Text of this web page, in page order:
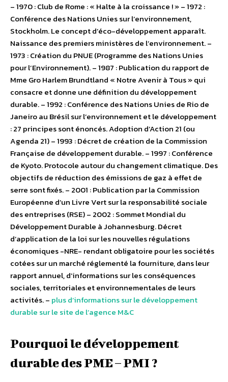
– 1970 : Club de Rome : « Halte à la croissance ! » – 1972 :
Conférence des Nations Unies sur l’environnement,
Stockholm. Le concept d’éco-développement apparaît.
Naissance des premiers ministères de l’environnement. –
1973 : Création du PNUE (Programme des Nations Unies
pour l’Environnement). – 1987 : Publication du rapport de
Mme Gro Harlem Brundtland « Notre Avenir à Tous » qui
consacre et donne une définition du développement
durable. – 1992 : Conférence des Nations Unies de Rio de
Janeiro au Brésil sur l’environnement et le développement
: 27 principes sont énoncés. Adoption d’Action 21 (ou
Agenda 21) – 1993 : Décret de création de la Commission
Française de développement durable. – 1997 : Conférence
de Kyoto. Protocole autour du changement climatique. Des
objectifs de réduction des émissions de gaz à effet de
serre sont fixés. – 2001 : Publication par la Commission
Européenne d’un Livre Vert sur la responsabilité sociale
des entreprises (RSE) – 2002 : Sommet Mondial du
Développement Durable à Johannesburg. Décret
d’application de la loi sur les nouvelles régulations
économiques -NRE- rendant obligatoire pour les sociétés
cotées sur un marché réglementé la fourniture, dans leur
rapport annuel, d’informations sur les conséquences
sociales, territoriales et environnementales de leurs
activités. – plus d’informations sur le développement
durable sur le site de l’agence M&C
Pourquoi le développement
durable des PME – PMI ?